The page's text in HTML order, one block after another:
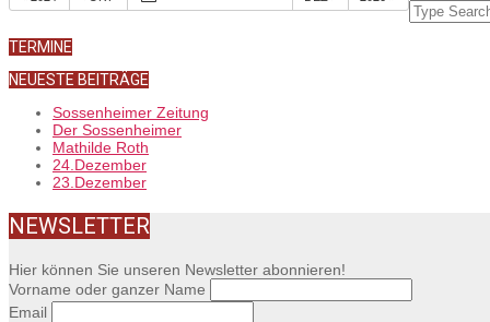
04-
Search
TERMINE
NEUESTE BEITRÄGE
Sossenheimer Zeitung
Der Sossenheimer
Mathilde Roth
24.Dezember
23.Dezember
NEWSLETTER
Hier können Sie unseren Newsletter abonnieren!
Vorname oder ganzer Name
Email